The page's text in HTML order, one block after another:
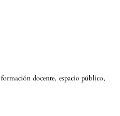
formación docente, espacio público,